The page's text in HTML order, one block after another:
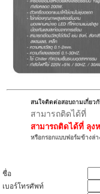
สนใจติดต่อสอบถามเกี่ยว
สามารถติดได้ที่
สามารถติดได้ที่ ลุง
หรือกรอกแบบฟอร์มข้างล่
ชื่อ
เบอร์โทรศัพท์